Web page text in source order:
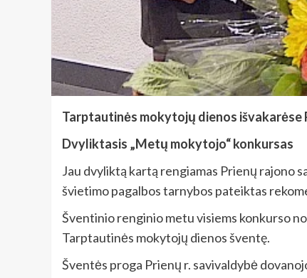
Tarptautinės mokytojų dienos
Dvyliktasis „Metų mokytojo“ konkursas
Jau dvyliktą kartą rengiamas Prienų rajono
švietimo pagalbos tarnybos pateiktas
Šventinio renginio metu visiems konkurso
Tarptautinės mokytojų dienos šventę.
Šventės proga Prienų r. savivaldybė